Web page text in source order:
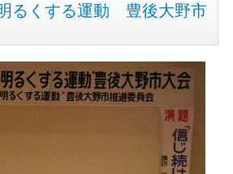
るくする運動 豊後大野市